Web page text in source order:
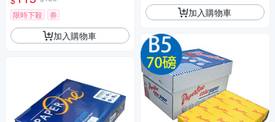
限時下殺
券
加入購物車
加入購物車